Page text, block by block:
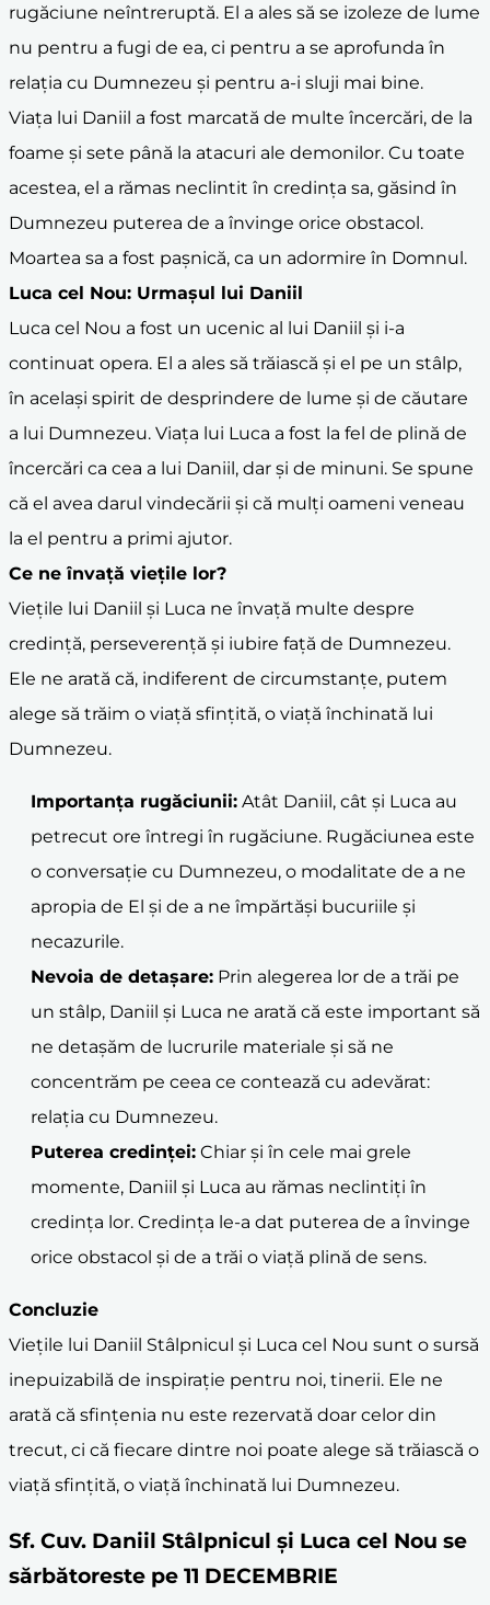
rugăciune neîntreruptă. El a ales să se izoleze de lume
nu pentru a fugi de ea, ci pentru a se aprofunda în
relația cu Dumnezeu și pentru a-i sluji mai bine.
Viața lui Daniil a fost marcată de multe încercări, de la
foame și sete până la atacuri ale demonilor. Cu toate
acestea, el a rămas neclintit în credința sa, găsind în
Dumnezeu puterea de a învinge orice obstacol.
Moartea sa a fost pașnică, ca un adormire în Domnul.
Luca cel Nou: Urmașul lui Daniil
Luca cel Nou a fost un ucenic al lui Daniil și i-a
continuat opera. El a ales să trăiască și el pe un stâlp,
în același spirit de desprindere de lume și de căutare
a lui Dumnezeu. Viața lui Luca a fost la fel de plină de
încercări ca cea a lui Daniil, dar și de minuni. Se spune
că el avea darul vindecării și că mulți oameni veneau
la el pentru a primi ajutor.
Ce ne învață viețile lor?
Viețile lui Daniil și Luca ne învață multe despre
credință, perseverență și iubire față de Dumnezeu.
Ele ne arată că, indiferent de circumstanțe, putem
alege să trăim o viață sfințită, o viață închinată lui
Dumnezeu.
Importanța rugăciunii: Atât Daniil, cât și Luca au
petrecut ore întregi în rugăciune. Rugăciunea este
o conversație cu Dumnezeu, o modalitate de a ne
apropia de El și de a ne împărtăși bucuriile și
necazurile.
Nevoia de detașare: Prin alegerea lor de a trăi pe
un stâlp, Daniil și Luca ne arată că este important să
ne detașăm de lucrurile materiale și să ne
concentrăm pe ceea ce contează cu adevărat:
relația cu Dumnezeu.
Puterea credinței: Chiar și în cele mai grele
momente, Daniil și Luca au rămas neclintiți în
credința lor. Credința le-a dat puterea de a învinge
orice obstacol și de a trăi o viață plină de sens.
Concluzie
Viețile lui Daniil Stâlpnicul și Luca cel Nou sunt o sursă
inepuizabilă de inspirație pentru noi, tinerii. Ele ne
arată că sfințenia nu este rezervată doar celor din
trecut, ci că fiecare dintre noi poate alege să trăiască o
viață sfințită, o viață închinată lui Dumnezeu.
Sf. Cuv. Daniil Stâlpnicul şi Luca cel Nou se
sărbătoreste pe 11 DECEMBRIE